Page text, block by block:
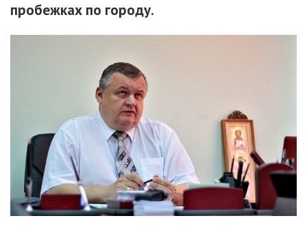
пробежках по городу.